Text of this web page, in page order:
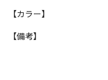
【カラー】
【備考】